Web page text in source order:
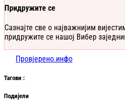
Придружите се
Сазнајте све о најважнијим
придружите се нашој Вибер
Провјерено.инфо
Тагови :
Подијели